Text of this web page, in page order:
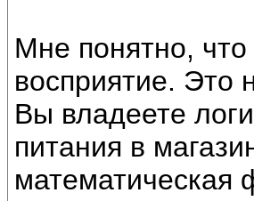
Мне понятно, что
восприятие. Это
Вы владеете
питания в
математическая